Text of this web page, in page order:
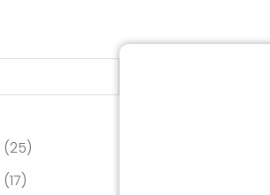
2525個の商品
1717個の商品